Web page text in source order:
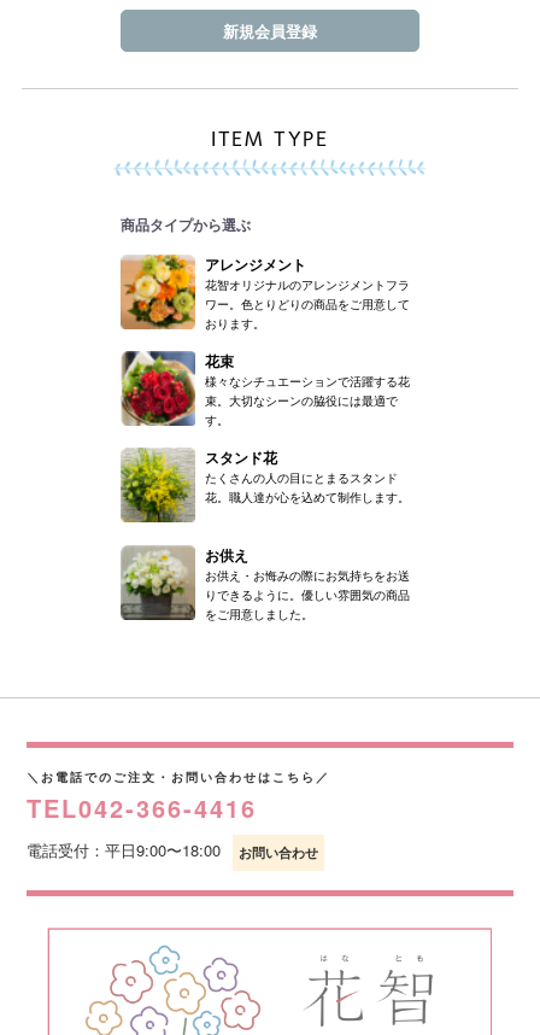
新規会員登録
ITEM TYPE
商品タイプから選ぶ
アレンジメント
花智オリジナルのアレンジメントフラ
ワー。色とりどりの商品をご用意して
おります。
花束
様々なシチュエーションで活躍する花
束。大切なシーンの脇役には最適で
す。
スタンド花
たくさんの人の目にとまるスタンド
花。職人達が心を込めて制作します。
お供え
お供え・お悔みの際にお気持ちをお送
りできるように。優しい雰囲気の商品
をご用意しました。
＼お電話でのご注文・お問い合わせはこちら／
TEL042-366-4416
電話受付：平日9:00〜18:00 お問い合わせ